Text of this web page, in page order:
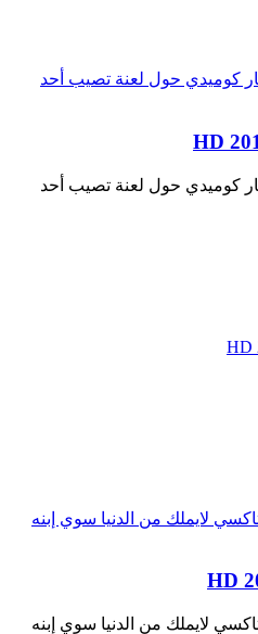
كوميدي حول لعنة تصيب أحد
كوميدي حول لعنة تصيب أحد
لايملك من الدنيا سوي إبنه
لايملك من الدنيا سوي إبنه